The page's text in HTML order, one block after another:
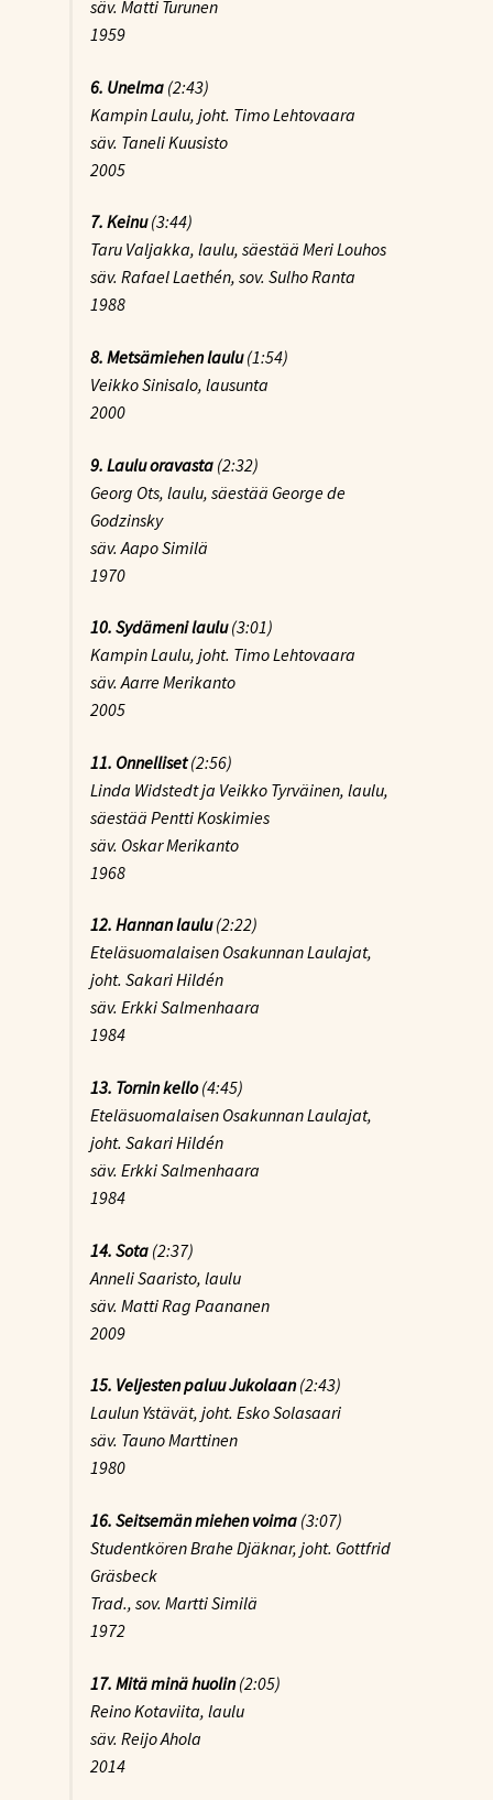
säv. Matti Turunen
1959
6. Unelma(2:43)
Kampin Laulu, joht. Timo Lehtovaara
säv. Taneli Kuusisto
2005
7. Keinu(3:44)
Taru Valjakka, laulu, säestää Meri Louhos
säv. Rafael Laethén, sov. Sulho Ranta
1988
8. Metsämiehen laulu(1:54)
Veikko Sinisalo, lausunta
2000
9. Laulu oravasta(2:32)
Georg Ots, laulu, säestää George de
Godzinsky
säv. Aapo Similä
1970
10. Sydämeni laulu(3:01)
Kampin Laulu, joht. Timo Lehtovaara
säv. Aarre Merikanto
2005
11. Onnelliset(2:56)
Linda Widstedt ja Veikko Tyrväinen, laulu,
säestää Pentti Koskimies
säv. Oskar Merikanto
1968
12. Hannan laulu(2:22)
Eteläsuomalaisen Osakunnan Laulajat,
joht. Sakari Hildén
säv. Erkki Salmenhaara
1984
13. Tornin kello(4:45)
Eteläsuomalaisen Osakunnan Laulajat,
joht. Sakari Hildén
säv. Erkki Salmenhaara
1984
14. Sota (2:37)
Anneli Saaristo, laulu
säv. Matti Rag Paananen
2009
15. Veljesten paluu Jukolaan(2:43)
Laulun Ystävät, joht. Esko Solasaari
säv. Tauno Marttinen
1980
16. Seitsemän miehen voima (3:07)
Studentkören Brahe Djäknar, joht. Gottfrid
Gräsbeck
Trad., sov. Martti Similä
1972
17. Mitä minä huolin(2:05)
Reino Kotaviita, laulu
säv. Reijo Ahola
2014